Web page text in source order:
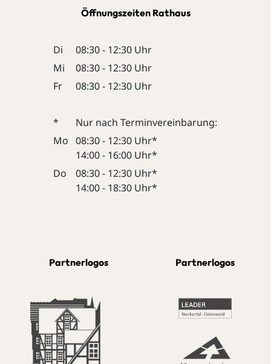
Öffnungszeiten Rathaus
Di
08:30 - 12:30 Uhr
Mi
08:30 - 12:30 Uhr
Fr
08:30 - 12:30 Uhr
*
Nur nach Terminvereinbarung:
Mo 08:30 - 12:30 Uhr*
14:00 - 16:00 Uhr*
Do
08:30 - 12:30 Uhr*
14:00 - 18:30 Uhr*
Partnerlogos Partnerlogos